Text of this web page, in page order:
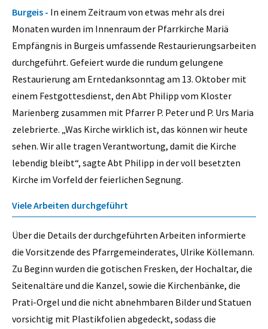
Burgeis - In einem Zeitraum von etwas mehr als drei
Monaten wurden im Innenraum der Pfarrkirche Mariä
Empfängnis in Burgeis umfassende Restaurierungsarbeiten
durchgeführt. Gefeiert wurde die rundum gelungene
Restaurierung am Erntedanksonntag am 13. Oktober mit
einem Festgottesdienst, den Abt Philipp vom Kloster
Marienberg zusammen mit Pfarrer P. Peter und P. Urs Maria
zelebrierte. „Was Kirche wirklich ist, das können wir heute
sehen. Wir alle tragen Verantwortung, damit die Kirche
lebendig bleibt“, sagte Abt Philipp in der voll besetzten
Kirche im Vorfeld der feierlichen Segnung.
Viele Arbeiten durchgeführt
Über die Details der durchgeführten Arbeiten informierte
die Vorsitzende des Pfarrgemeinderates, Ulrike Köllemann.
Zu Beginn wurden die gotischen Fresken, der Hochaltar, die
Seitenaltäre und die Kanzel, sowie die Kirchenbänke, die
Prati-Orgel und die nicht abnehmbaren Bilder und Statuen
vorsichtig mit Plastikfolien abgedeckt, sodass die